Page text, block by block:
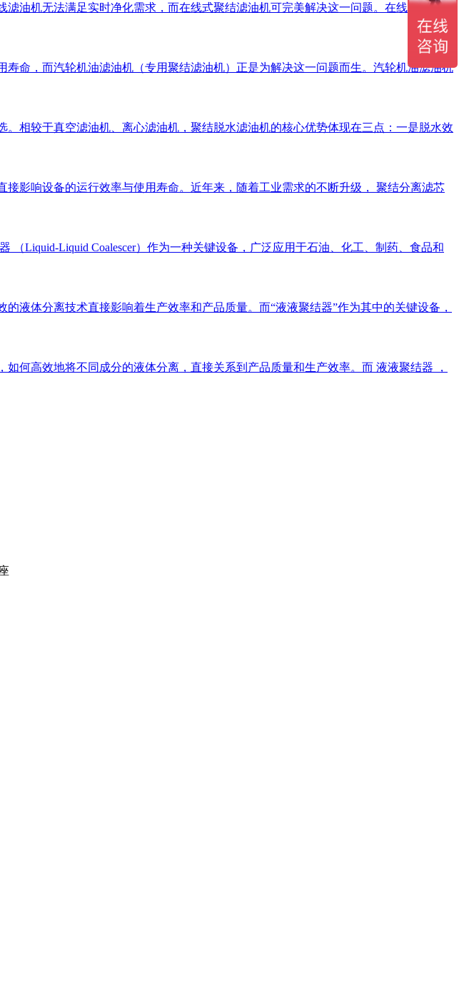
油机无法满足实时净化需求，而在线式聚结滤油机可完美解决这一问题。在线式聚结滤
命，而汽轮机油滤油机（专用聚结滤油机）正是为解决这一问题而生。汽轮机油滤油机
相较于真空滤油机、离心滤油机，聚结脱水滤油机的核心优势体现在三点：一是脱水效
影响设备的运行效率与使用寿命。近年来，随着工业需求的不断升级， 聚结分离滤芯
Liquid-Liquid Coalescer）作为一种关键设备，广泛应用于石油、化工、制药、食品和
液体分离技术直接影响着生产效率和产品质量。而“液液聚结器”作为其中的关键设备，
何高效地将不同成分的液体分离，直接关系到产品质量和生产效率。而 液液聚结器 ，